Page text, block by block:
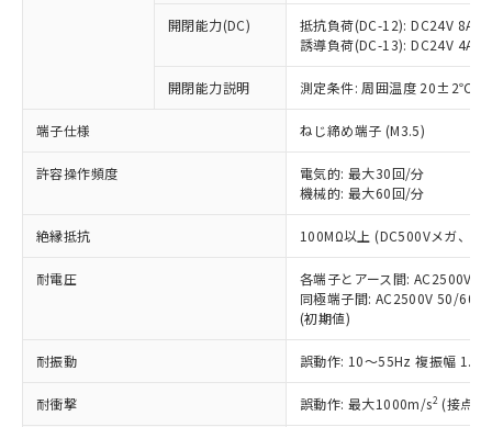
開閉能力(DC)
抵抗負荷(DC-12): DC24V 8A/
誘導負荷(DC-13): DC24V 4A/
開閉能力説明 測定条件: 周囲温度 20±2℃、
端子仕様 ねじ締め端子 (M3.5)
許容操作頻度
電気的: 最大30回/分
機械的: 最大60回/分
絶縁抵抗 100MΩ以上 (DC500Vメガ、点
耐電圧
各端子とアース間: AC2500V
同極端子間: AC2500V 50/
(初期値)
耐振動 誤動作: 10～55Hz 複振幅
耐衝撃 誤動作: 最大1000m/s2 (接点
商品の当社在庫状況および標準価格
(税抜)を提供させていただくもので
当社制御機器事業取扱商品の中には、
本サービスの対象外となる商品もある
ことをご了承ください。
在庫状況および標準価格照会結果は、
記載している更新日時点での社内デー
タに基づき作成されるものであり、閲
覧された時点での実際の在庫および標
準価格とは異なる場合があることをご
正式な納期状況および標準価格はお客
様のお取引先、またはお客様担当のオ
ムロン制御機器販売店・当社販売員に
オムロン制御機器販売店や当社販売拠
販売ネットワーク
」をご確認
非含有の対応状況を調査中または確認中の
非該当品：ライセンス料など無形物で、有
害物質有無と関係のない商品です。
いたものが、含有品と判明した場合などや
むを得ず変更することがあります。
鉛(Pb) 1000ppm以下、 水銀(Hg) 1000ppm以下、 カド
六価クロム(Cr(Ⅵ)) 1000ppm以下、ポリ臭化ビフェニル
類(PBB) 1000ppm以下、ポリ臭化ジフェニルエーテル類
(PBDE) 1000ppm以下、フタル酸ビス(2-エチルヘキシ
ル) (DEHP)(別名：DOP) 1000ppm以下、フタル酸ブチ
ルベンジル（BBP） 1000ppm以下、フタル酸ジブチル
（DBP） 1000ppm以下、フタル酸ジイソブチル
但し、RoHS指令で産業用監視および制御機器に対する
図的な使用がないことを確認しています。
「○」：最大均質材料含有率が中国RoHSの
基準値以下であることを示します。
「×」：最大均質材料含有率が中国RoHSの
基準値を超えていることを示します。
「－」：未確認です。当社販売部門へお問
い合わせください。
*中国RoHS10物質の基準値 (GB/T26572)：
Pb(鉛) :1000ppm、 Hg(水銀) : 1000ppm、 Cd(カドミウ
ム) : 100ppm、
Cr(Ⅵ)(六価クロム) : 1000ppm、 PBBs(ポリ臭化ビフェ
ニル類) : 1000ppm、 PBDEs(ポリ臭化ジフェニルエーテ
DBP(フタル酸ジブチル) : 1000ppm、 DIBP(フタル酸ジ
イソブチル) : 1000ppm、 BBP(フタル酸ブチルベンジ
DEHP(フタル酸ビス(2-エチルヘキシル)) : 1000ppm
当社は、これら貴社製品のうち、外国
為替および外国貿易法に定める商品
（以下｢規制貨物等」という）を輸出
または国外への提供する場合は、日本
国政府の輸出許可(または役務取引許
可)を取得するなどの必要な手続きを
当社は規制貨物を破棄する場合は、完
全に破砕するなど、違法に輸出されな
いよう必要な手段を講じます。
当社は貴社製品を、核兵器、ミサイ
ル、化学兵器、生物兵器またはその他
武器並びにこれらの製造装置等に一切
一定数以上の在庫あり
一定数には満たないが在庫あり
在庫なし(最新の在庫状況につ
いては、お客様のお取引先、ま